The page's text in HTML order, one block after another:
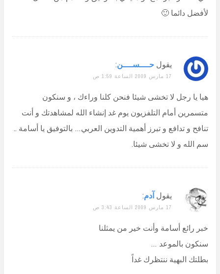
لأفضل دائما 🙂
يقول حــــســــن:
17 مارس 2009 الساعة 1:59 ص
هيا يا رجل لا تخشى شيئا فنحن كلنا وراءك ، و سنكون
متسمرين أمام التلفزيون يوم غد إنشاء الله لمشاهدتك و أنت
تنافح و تدافع و تبرز أهمية التدوين العربي… بالتوفيق يا أسامة ..
سم الله و لا تخشى شيئا.
يقول آدم:
17 مارس 2009 الساعة 3:43 ص
خبر رائع أسامة وأنت خير من يمثلنا
سنكون بالموعد …
بطلتك البهية ننتظرك غداً